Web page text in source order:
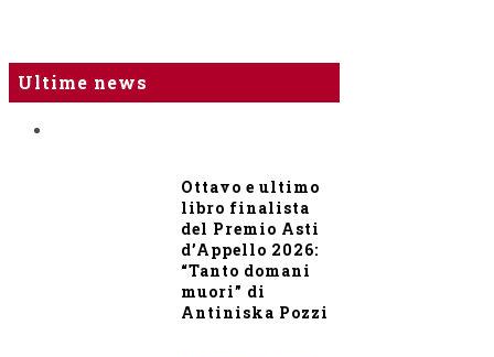
Ultime news
Ottavo e ultimo
libro finalista
del Premio Asti
d’Appello 2026:
“Tanto domani
muori” di
Antiniska Pozzi